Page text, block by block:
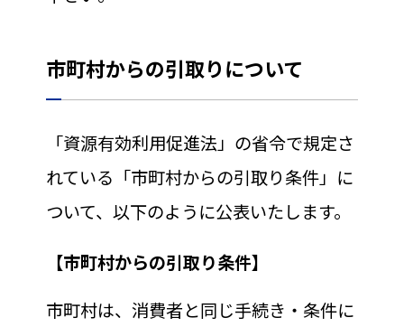
市町村からの引取りについて
「資源有効利用促進法」の省令で規定さ
れている「市町村からの引取り条件」に
ついて、以下のように公表いたします。
【市町村からの引取り条件】
市町村は、消費者と同じ手続き・条件に